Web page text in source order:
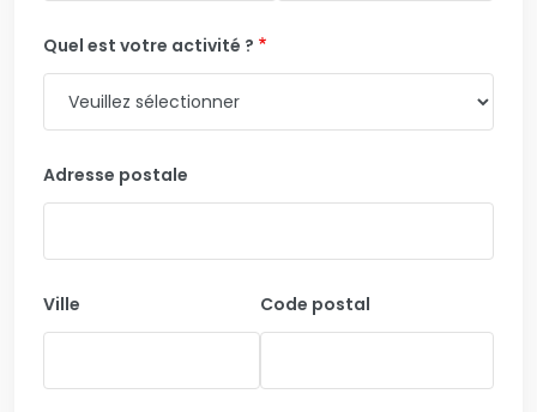
Quel est votre activité ?
Adresse postale
Ville Code postal